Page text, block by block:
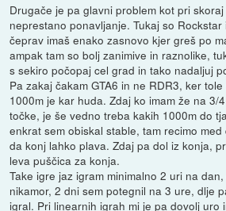
Drugače je pa glavni problem kot pri
neprestano ponavljanje. Tukaj so
čeprav imaš enako zasnovo kjer greš po
ampak tam so bolj zanimive in raznolike,
s sekiro počopaj cel grad in tako nadaljuj
Pa zakaj čakam GTA6 in ne RDR3, ker
1000m je kar huda. Zdaj ko imam že na 3/
točke, je še vedno treba kakih 1000m do
enkrat sem obiskal stable, tam recimo
da konj lahko plava. Zdaj pa dol iz konja,
leva puščica za konja.
Take igre jaz igram minimalno 2 uri na
nikamor, 2 dni sem potegnil na 3 ure, dlje
igral. Pri linearnih igrah mi je pa dovolj uro